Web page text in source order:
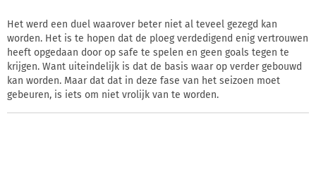
Het werd een duel waarover beter niet al teveel gezegd kan
worden. Het is te hopen dat de ploeg verdedigend enig vertrouwen
heeft opgedaan door op safe te spelen en geen goals tegen te
krijgen. Want uiteindelijk is dat de basis waar op verder gebouwd
kan worden. Maar dat dat in deze fase van het seizoen moet
gebeuren, is iets om niet vrolijk van te worden.